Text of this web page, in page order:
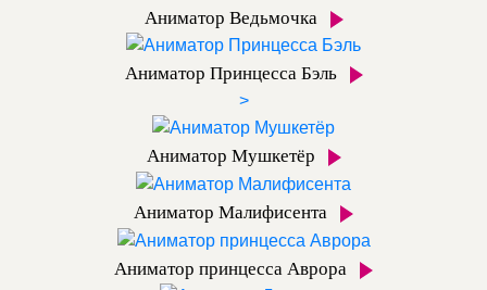
Аниматор Ведьмочка
Аниматор Принцесса Бэль
>
Аниматор Мушкетёр
Аниматор Малифисента
Аниматор принцесса Аврора